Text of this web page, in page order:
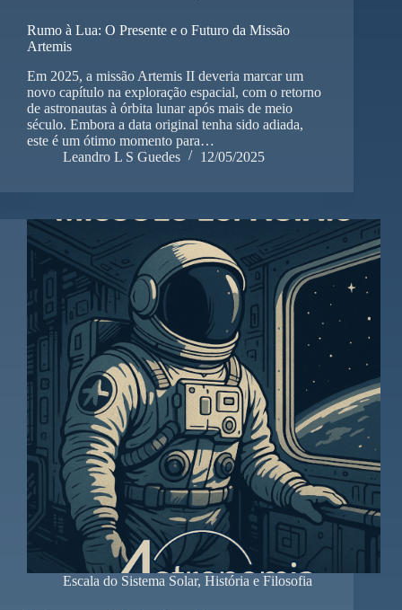
Rumo à Lua: O Presente e o Futuro da Missão
Artemis
Em 2025, a missão Artemis II deveria marcar um
novo capítulo na exploração espacial, com o retorno
de astronautas à órbita lunar após mais de meio
século. Embora a data original tenha sido adiada,
este é um ótimo momento para…
Leandro L S Guedes
12/05/2025
Escala do Sistema Solar, História e Filosofia